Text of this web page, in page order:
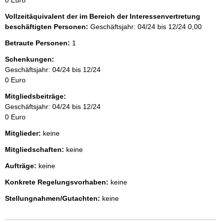
Vollzeitäquivalent der im Bereich der Interessenvertretung
beschäftigten Personen: Geschäftsjahr: 04/24 bis 12/24 0,00
Betraute Personen: 1
Schenkungen:
Geschäftsjahr: 04/24 bis 12/24
0 Euro
Mitgliedsbeiträge:
Geschäftsjahr: 04/24 bis 12/24
0 Euro
Mitglieder: keine
Mitgliedschaften: keine
Aufträge: keine
Konkrete Regelungsvorhaben: keine
Stellungnahmen/Gutachten: keine